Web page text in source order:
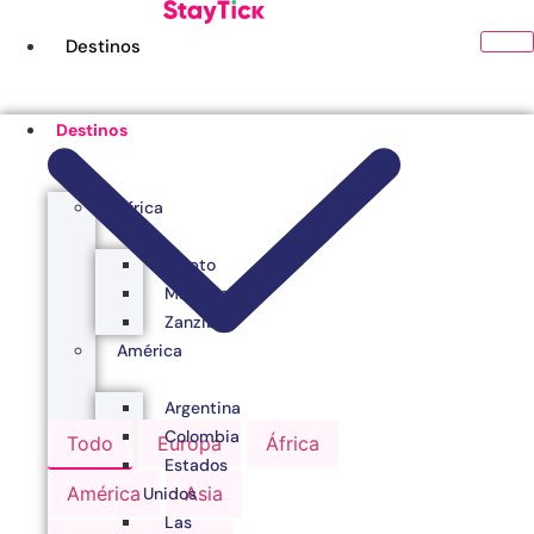
Destinos
Todo Europa África
América Asia
Destinos
África
Egipto
Marruecos
Zanzibar
América
Argentina
Colombia
Estados
Unidos
Las